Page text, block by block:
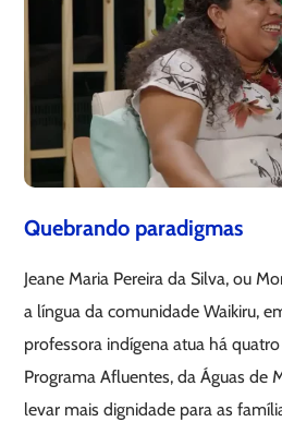
Quebrando paradigmas
Jeane Maria Pereira da Silva, ou
a língua da comunidade Waikiru,
professora indígena atua há
Programa Afluentes, da Águas de
levar mais dignidade para as